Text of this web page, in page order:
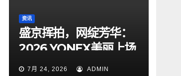
资讯
盛京挥拍，网绽芳华：
2026 YONEX美丽上场
女子网球交流赛沈阳站
7月 24, 2026 ADMIN